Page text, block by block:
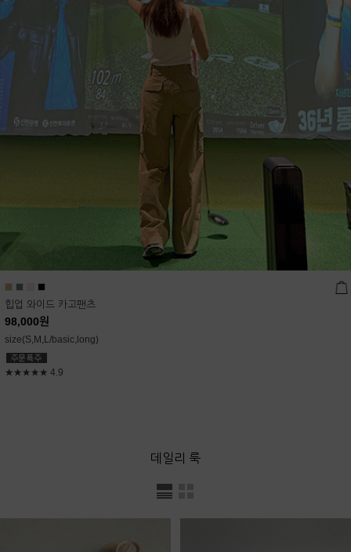
힙업 와이드 카고팬츠
98,000원
size(S,M,L/basic,long)
★★★★★ 4.9
데일리 룩